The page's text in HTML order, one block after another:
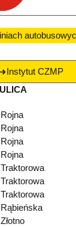
Instytut CZMP
ULICA
Rojna
Rojna
Rojna
Rojna
Traktorowa
Traktorowa
Traktorowa
Rąbieńska
Złotno